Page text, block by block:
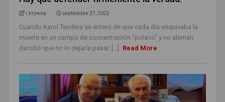
i.hrywna septiembre 27, 2025
Cuando Karol Tendera se enteró de que cada día esquivaba la
muerte en un campo de concentración “polaco” y no alemán,
decidió que no lo dejaría pasar. [...]
Read More